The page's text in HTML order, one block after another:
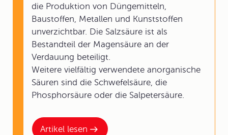
Artikel lesen
die Produktion von Düngemitteln,
Baustoffen, Metallen und Kunststoffen
unverzichtbar. Die Salzsäure ist als
Bestandteil der Magensäure an der
Verdauung beteiligt.
Weitere vielfältig verwendete anorganische
Säuren sind die Schwefelsäure, die
Phosphorsäure oder die Salpetersäure.